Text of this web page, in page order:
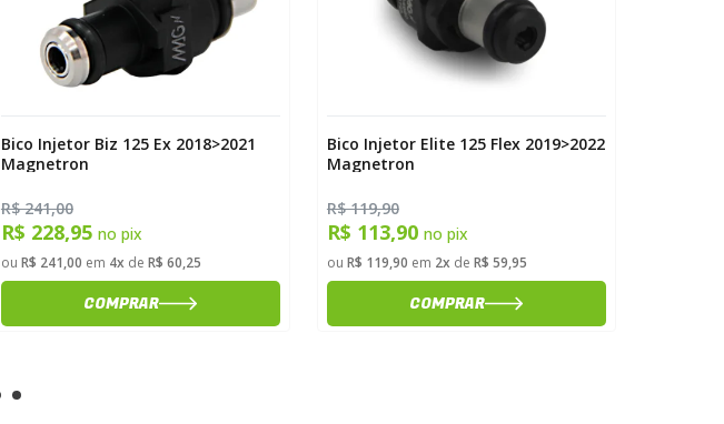
Bico Injetor Biz 125 Ex 2018>2021
Magnetron
R$ 241,00
R$ 228,95 no pix
ou R$ 241,00 em 4xde R$ 60,25
COMPRAR
Bico Injetor Elite 125 Flex 2019>2022
Magnetron
R$ 119,90
R$ 113,90 no pix
ou R$ 119,90 em 2xde R$ 59,95
COMPRAR